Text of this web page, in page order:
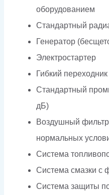
оборудованием
Стандартный
Генератор
Электростартер
Гибкий
Стандартный
дБ)
Воздушный
нормальных
Система
Система смазки с
Система защиты